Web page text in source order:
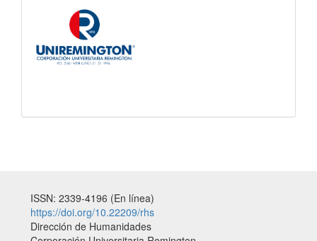
ISSN: 2339-4196 (En línea)
https://doi.org/10.22209/rhs
Dirección de Humanidades